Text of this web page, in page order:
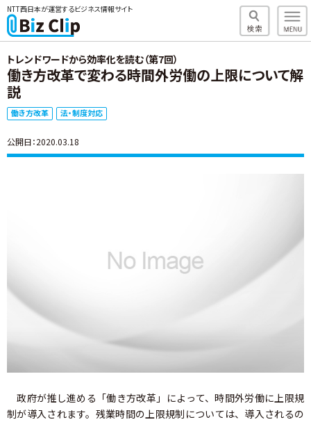
NTT西日本が運営するビジネス情報サイト
トレンドワードから効率化を読む（第7回）
働き方改革で変わる時間外労働の上限について解
説
働き方改革 法・制度対応
公開日：2020.03.18
政府が推し進める「働き方改革」によって、時間外労働に上限規
制が導入されます。残業時間の上限規制については、導入されるの